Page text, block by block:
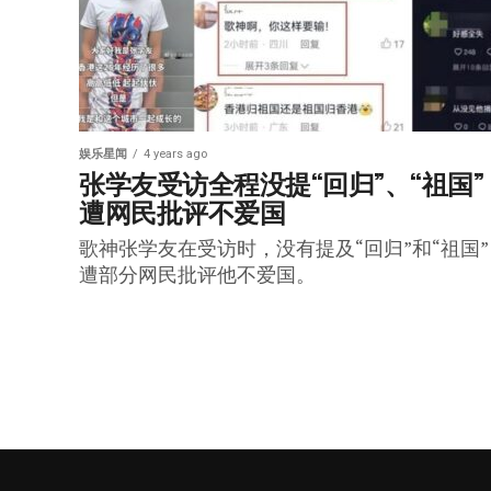
娱乐星闻 4 years ago
张学友受访全程没提“回归”、“祖国
遭网民批评不爱国
歌神张学友在受访时，没有提及“回归”和“祖国
遭部分网民批评他不爱国。